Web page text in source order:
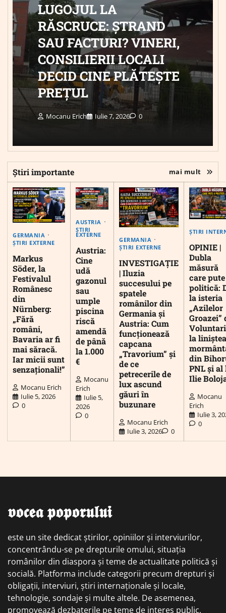
LUGOJUL LA
RĂSCRUCE: ȘTRAND
SAU FACTURI? VINERI,
CONSILIERII LOCALI
DECID CINE PLĂTEȘTE
PREȚUL
Mocanu Erich Iulie 7, 2026 0
Știri importante mai mult
GERMANIA
ȘTIRI EXTERNE
Markus
Söder, la
Festivalul
Românesc
din
Nürnberg:
„Fără
români,
Bavaria ar fi
mai săracă.
Iar micii sunt
senzaționali!”
Mocanu Erich
Iulie 5, 2026
0
AUSTRIA
ȘTIRI
EXTERNE
Austria:
Cine
udă
gazonul
sau
umple
piscina
riscă
amendă
de până
la 1.000
€
Mocanu
Erich
Iulie 5,
2026
0
GERMANIA
ȘTIRI EXTERNE
INVESTIGAȚIE
| Iluzia
succesului pe
spatele
românilor din
Germania și
Austria: Cum
funcționează
capcana
„Travorium” și
de ce
petrecerile de
lux ascund
găuri în
buzunare
Mocanu Erich
Iulie 3, 2026
0
ȘTIRI
OPINIE |
Dubla
măsură
care
politică:
la isteria
„Azilelor
Groazei”
la liniștea
din
PNL și al
Ilie
Mocanu
Erich
Iulie 3,
0
𝖛𝖔𝖈𝖊𝖆 𝖕𝖔𝖕𝖔𝖗𝖚𝖑𝖚𝖎
este un site dedicat știrilor, opiniilor și interviurilor,
concentrându-se pe drepturile omului, situația
românilor din diaspora și teme de actualitate politică și
socială. Platforma include categorii precum drepturi și
obligații, interviuri, știri internaționale și locale,
tehnologie, sondaje și multe altele. De asemenea,
promovează dezbaterile pe teme de interes public,